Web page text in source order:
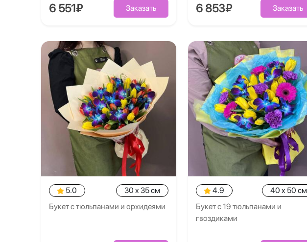
6 551₽ Заказать 6 853₽ Заказать
5.0
30 x 35 см
Букет с тюльпанами и орхидеями
4.9
40 x 50 см
Букет с 19 тюльпанами и
гвоздиками